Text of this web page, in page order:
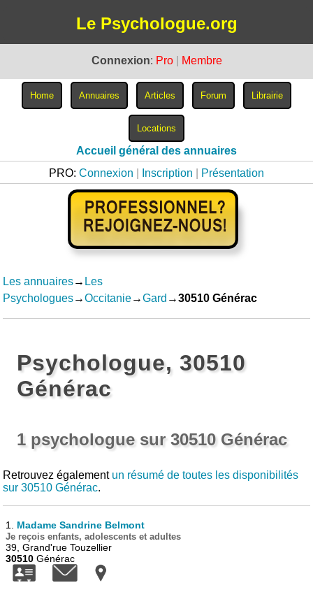
Le Psychologue.org
Connexion: Pro Membre
Accueil général des annuaires
PRO: Connexion Inscription Présentation
Les annuaires→ Les
Psychologues→Occitanie→Gard →30510 Générac
Psychologue, 30510
Générac
1 psychologue sur 30510 Générac
Retrouvez également un résumé de toutes les disponibilités
sur 30510 Générac.
1. Madame Sandrine Belmont
Je reçois enfants, adolescents et adultes
39, Grand'rue Touzellier
30510 Générac